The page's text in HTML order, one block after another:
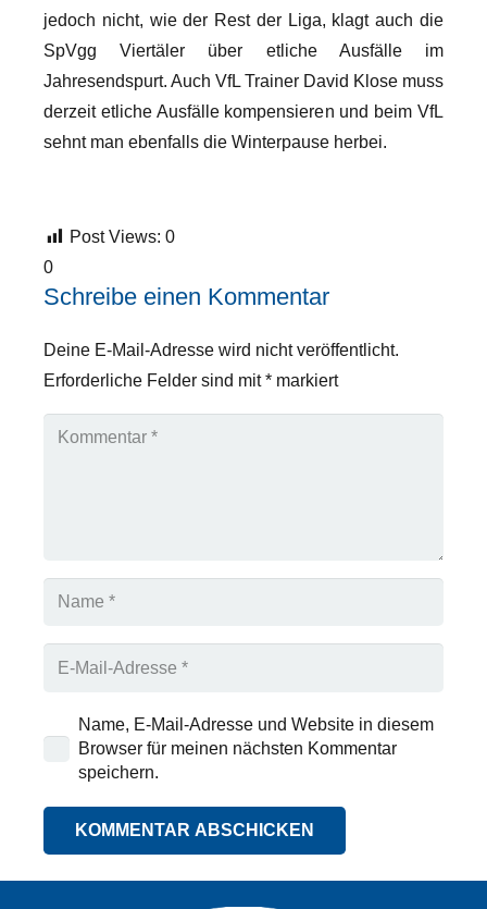
jedoch nicht, wie der Rest der Liga, klagt auch die
SpVgg Viertäler über etliche Ausfälle im
Jahresendspurt. Auch VfL Trainer David Klose muss
derzeit etliche Ausfälle kompensieren und beim VfL
sehnt man ebenfalls die Winterpause herbei.
Post Views: 0
0
Schreibe einen Kommentar
Deine E-Mail-Adresse wird nicht veröffentlicht.
Erforderliche Felder sind mit* markiert
Name, E-Mail-Adresse und Website in diesem
Browser für meinen nächsten Kommentar
speichern.
KOMMENTAR ABSCHICKEN